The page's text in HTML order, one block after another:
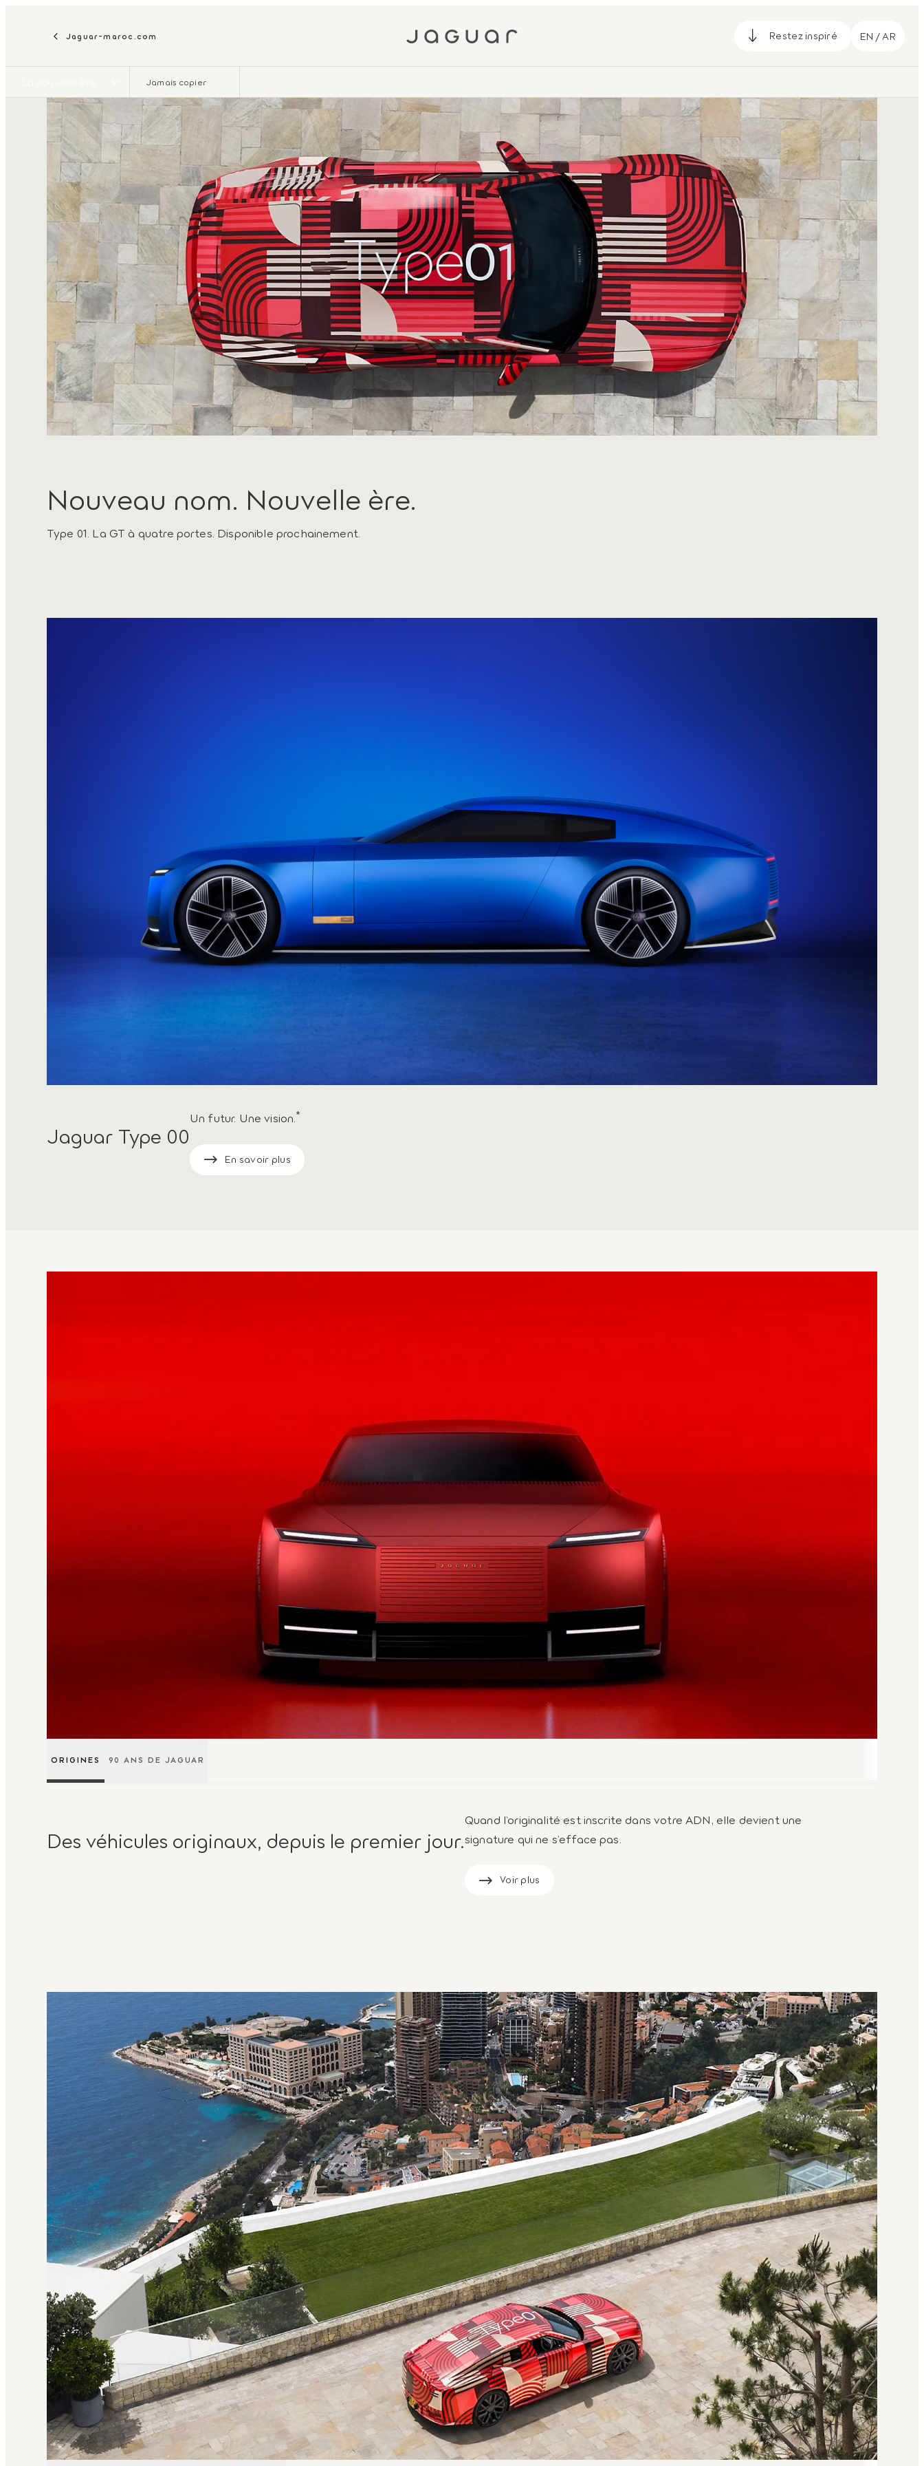
Jaguar-maroc.com Restez inspiré EN / AR
Jamais copier
Nouveau nom. Nouvelle ère.
Type 01. La GT à quatre portes. Disponible prochainement.
Jaguar Type 00
Un futur. Une vision.*
En savoir plus
ORIGINES 90 ANS DE JAGUAR
Des véhicules originaux, depuis le premier jour.
Quand l’originalité est inscrite dans votre ADN, elle devient une
signature qui ne s’efface pas.
Voir plus